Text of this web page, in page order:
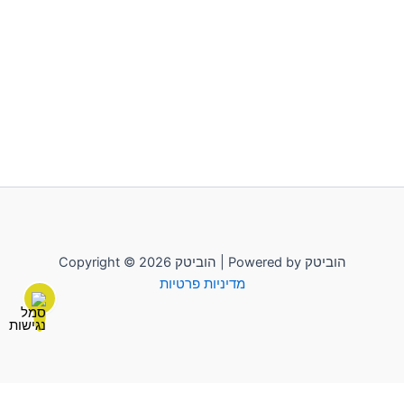
Copyright © 2026 הוביטק | Powered by הוביטק
מדיניות פרטיות